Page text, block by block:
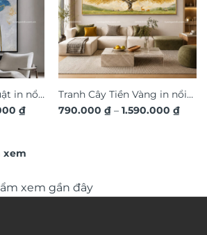
in nổi
sang
₫Khoảng
1.550.000 ₫
Tranh Cây Tiền Vàng in nổi
3D dát vàng ánh kim sang
790.000 ₫ – 1.590.000 ₫
xem
xem gần đây